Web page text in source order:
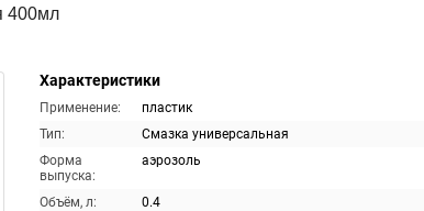
400мл
Характеристики
Применение:
пластик
Тип:
Смазка универсальная
Форма
выпуска:
аэрозоль
Объём, л:
0.4